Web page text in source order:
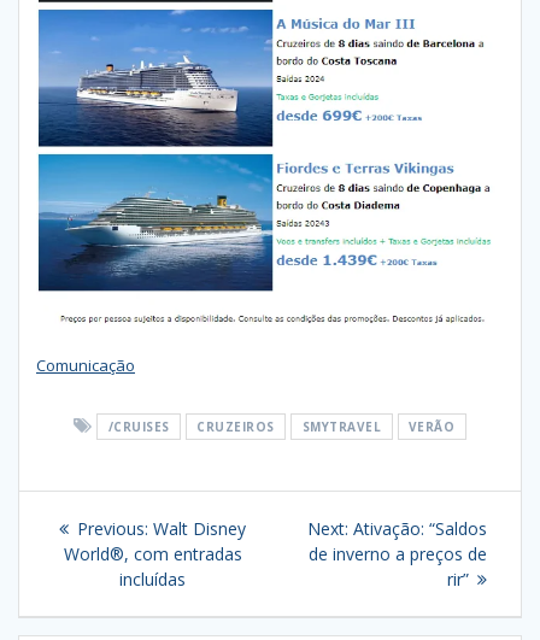
Comunicação
/CRUISES CRUZEIROS SMYTRAVEL VERÃO
Navegação
artigos
Previous: Previous
post:
Walt Disney
World®, com entradas
incluídas
Next: Next
post:
Ativação: “Saldos
de inverno a preços de
rir”